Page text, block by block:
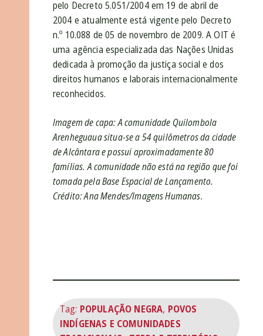
pelo Decreto 5.051/2004 em 19 de abril de
2004 e atualmente está vigente pelo Decreto
n.º 10.088 de 05 de novembro de 2009. A OIT é
uma agência especializada das Nações Unidas
dedicada à promoção da justiça social e dos
direitos humanos e laborais internacionalmente
reconhecidos.
Imagem de capa: A comunidade Quilombola
Arenheguaua situa-se a 54 quilômetros da cidade
de Alcântara e possui aproximadamente 80
famílias. A comunidade não está na região que foi
tomada pela Base Espacial de Lançamento.
Crédito: Ana Mendes/Imagens Humanas.
Tag: POPULAÇÃO NEGRA, POVOS
INDÍGENAS E COMUNIDADES